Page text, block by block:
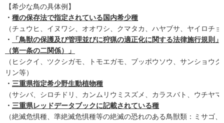
【希少な鳥の具体例】
・ 種の保存法で指定されている国内希少種
（チュウヒ、イヌワシ、オオワシ、クマタカ、ハヤブサ、ヤイロチョ
・
「鳥獣の保護及び管理並びに狩猟の適正化に関する法律施行規則
（第一条の二関係）」
（ヒシクイ、ツクシガモ、トモエガモ、ブッポウソウ、サンショウ
リン等）
・ 三重県指定希少野生動植物種
（サシバ、シロチドリ、カンムリウミスズメ、カラスバト、ウチヤ
・ 三重県レッドデータブックに記載されている種
（絶滅危惧種、準絶滅危惧種等の絶滅の恐れのある鳥獣類：ミサゴ